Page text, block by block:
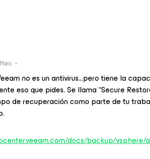
no es un antivirus...pero tiene la
eso que pides. Se llama “Secure
de recuperación como parte de tu
docs/backup/vsphere/